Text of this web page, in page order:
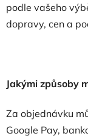
podle vašeho
dopravy, cen a
Jakými způsoby
Za objednávku
Google Pay,